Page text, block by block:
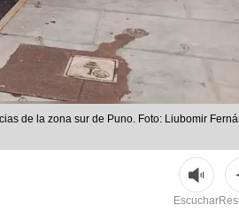
de la zona sur de Puno. Foto: Liubomir
Escuchar